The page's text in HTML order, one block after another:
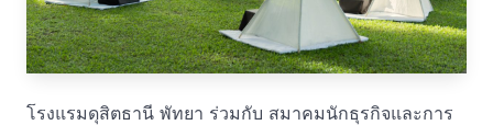
โรงแรมดุสิตธานี พัทยา ร่วมกับ สมาคมนักธุรกิจและการ